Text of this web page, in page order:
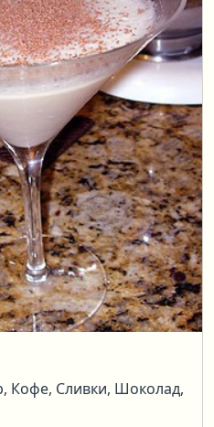
Кофе, Сливки, Шоколад,